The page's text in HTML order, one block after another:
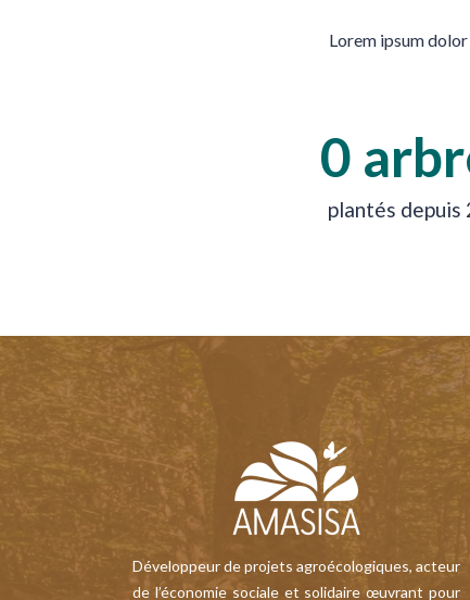
Lorem ipsum
0
plantés depuis
Développeur de projets agroécologiques, acteur
de l’économie sociale et solidaire œuvrant pour